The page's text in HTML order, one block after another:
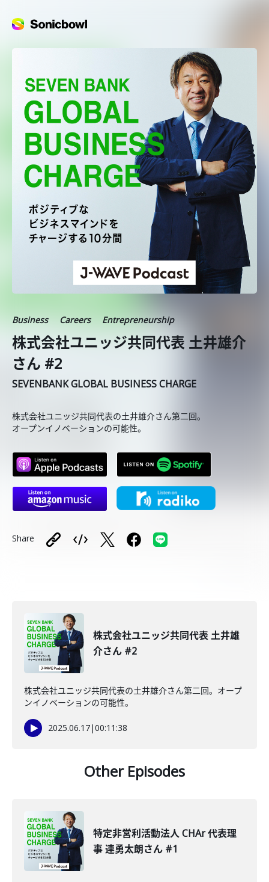
Business Careers Entrepreneurship
株式会社ユニッジ共同代表 土井雄介
さん #2
SEVENBANK GLOBAL BUSINESS CHARGE
株式会社ユニッジ共同代表の土井雄介さん第二回。
オープンイノベーションの可能性。
Share
株式会社ユニッジ共同代表 土井雄
介さん #2
株式会社ユニッジ共同代表の土井雄介さん第二回。オープ
ンイノベーションの可能性。
2025.06.17|00:11:38
Other Episodes
特定非営利活動法人 CHAr 代表理
事 連勇太朗さん #1